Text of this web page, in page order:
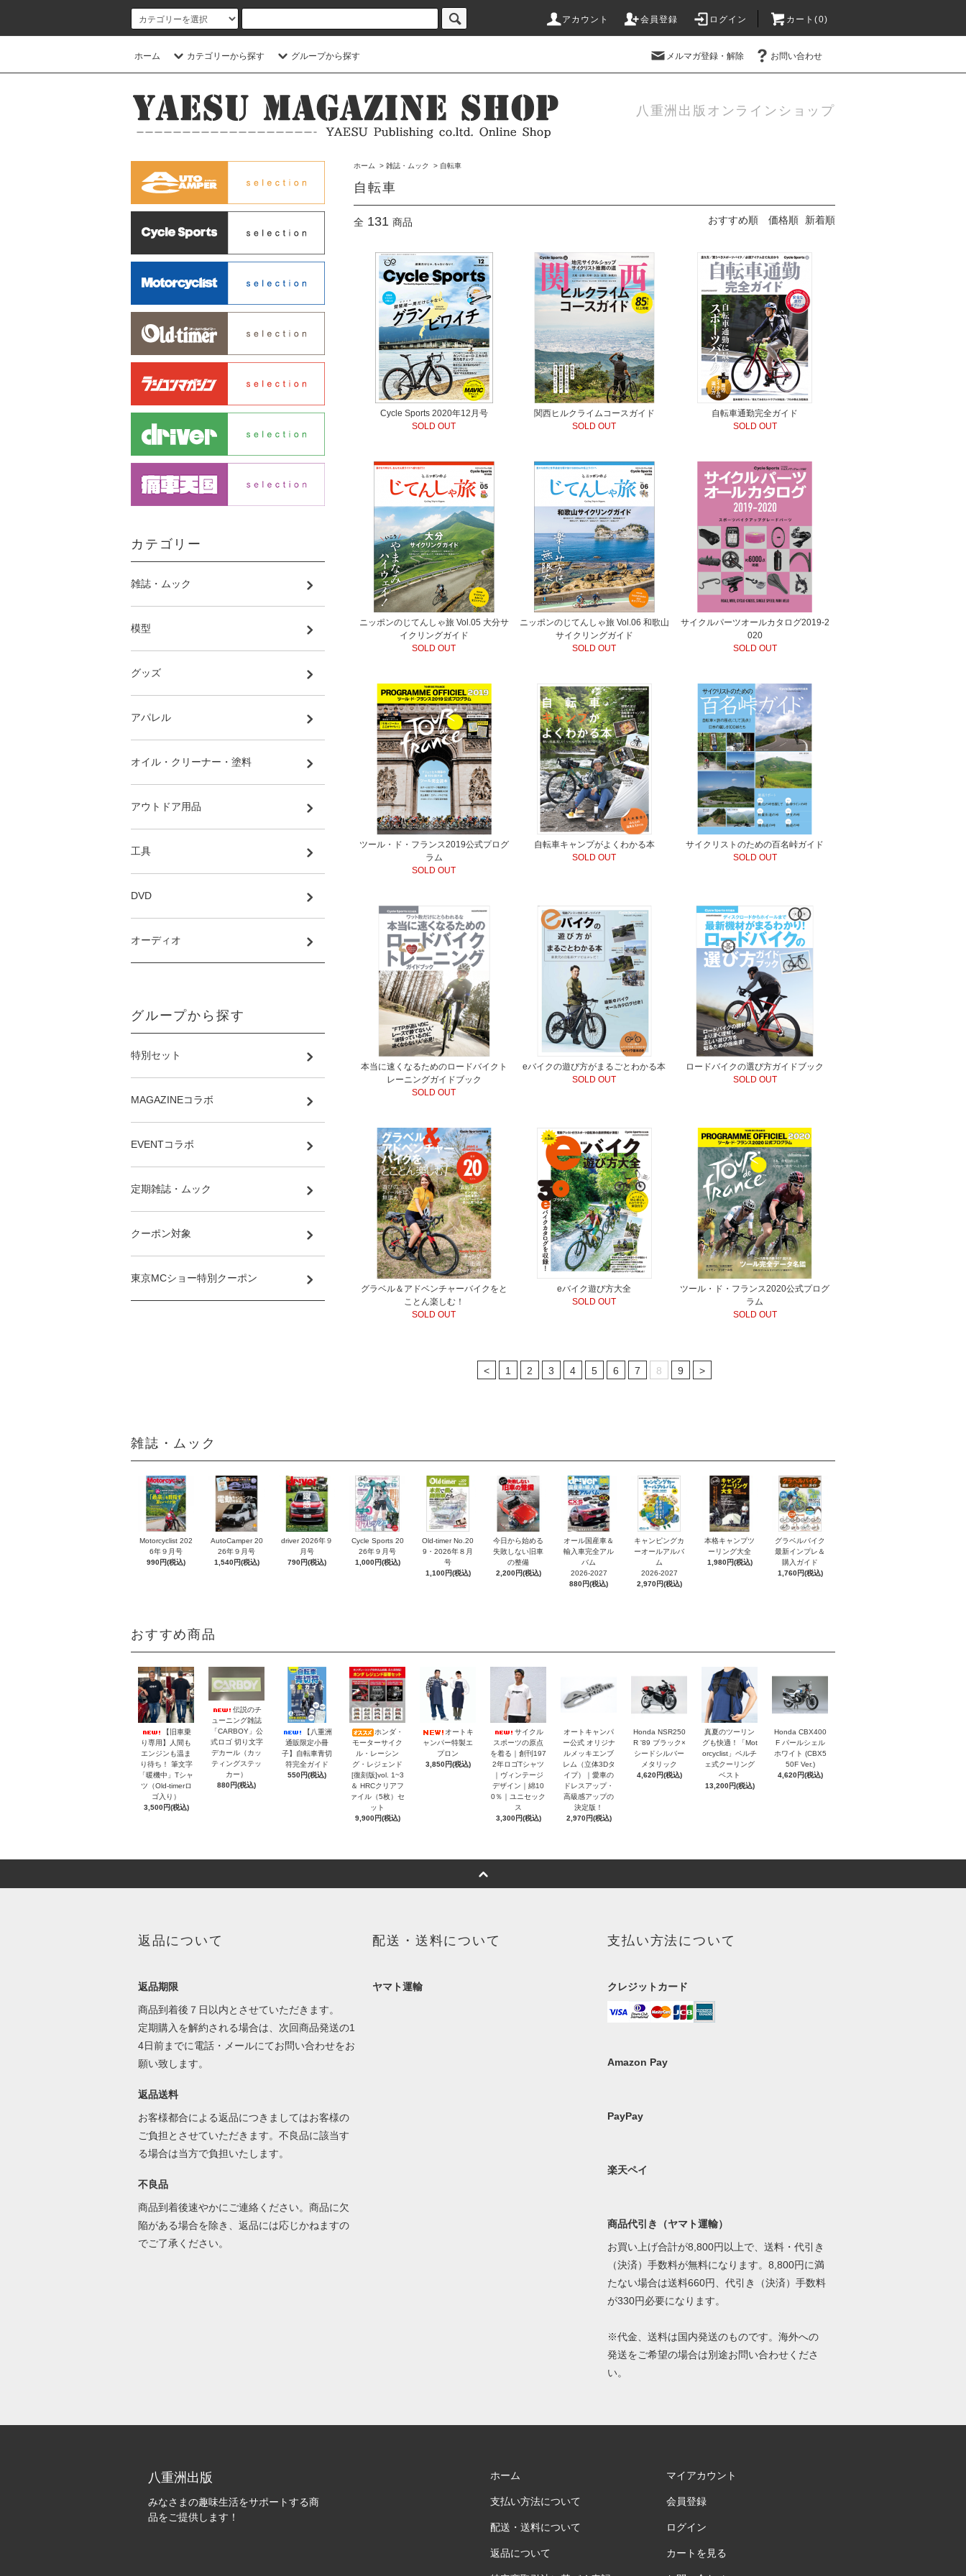
アカウント 会員登録 ログイン カート(0)
ホーム カテゴリーから探す グループから探す メルマガ登録・解除 お問い合わせ
八重洲出版オンラインショップ
ホーム > 雑誌・ムック > 自転車
自転車
全 131 商品 おすすめ順 価格順 新着順
Cycle Sports 2020年12月号
SOLD OUT
関西ヒルクライムコースガイド
SOLD OUT
自転車通勤完全ガイド
SOLD OUT
ニッポンのじてんしゃ旅 Vol.05 大分サ
イクリングガイド
SOLD OUT
ニッポンのじてんしゃ旅 Vol.06 和歌山
サイクリングガイド
SOLD OUT
サイクルパーツオールカタログ2019-2
020
SOLD OUT
ツール・ド・フランス2019公式プログ
ラム
SOLD OUT
自転車キャンプがよくわかる本
SOLD OUT
サイクリストのための百名峠ガイド
SOLD OUT
本当に速くなるためのロードバイクト
レーニングガイドブック
SOLD OUT
eバイクの遊び方がまるごとわかる本
SOLD OUT
ロードバイクの選び方ガイドブック
SOLD OUT
グラベル＆アドベンチャーバイクをと
ことん楽しむ！
SOLD OUT
eバイク遊び方大全
SOLD OUT
ツール・ド・フランス2020公式プログ
ラム
SOLD OUT
< 1 2 3 4 5 6 7 8 9 >
カテゴリー
雑誌・ムック
模型
グッズ
アパレル
オイル・クリーナー・塗料
アウトドア用品
工具
DVD
オーディオ
グループから探す
特別セット
MAGAZINEコラボ
EVENTコラボ
定期雑誌・ムック
クーポン対象
東京MCショー特別クーポン
雑誌・ムック
Motorcyclist 202
6年９月号
990円(税込)
AutoCamper 20
26年９月号
1,540円(税込)
driver 2026年９
月号
790円(税込)
Cycle Sports 20
26年９月号
1,000円(税込)
Old-timer No.20
9・2026年８月
号
1,100円(税込)
今日から始める
失敗しない旧車
の整備
2,200円(税込)
オール国産車＆
輸入車完全アル
バム
2026-2027
880円(税込)
キャンピングカ
ーオールアルバ
ム
2026-2027
2,970円(税込)
本格キャンプツ
ーリング大全
1,980円(税込)
グラベルバイク
最新インプレ＆
購入ガイド
1,760円(税込)
おすすめ商品
【旧車乗
り専用】人間も
エンジンも温ま
り待ち！ 筆文字
「暖機中」Tシャ
ツ（Old-timerロ
ゴ入り）
3,500円(税込)
伝説のチ
ューニング雑誌
「CARBOY」公
式ロゴ 切り文字
デカール（カッ
ティングステッ
カー）
880円(税込)
【八重洲
通販限定小冊
子】自転車青切
符完全ガイド
550円(税込)
ホンダ・
モーターサイク
ル・レーシン
グ・レジェンド
[復刻版]vol. 1~3
＆ HRCクリアフ
ァイル（5枚）セ
ット
9,900円(税込)
オートキ
ャンパー特製エ
プロン
3,850円(税込)
サイクル
スポーツの原点
を着る｜創刊197
2年ロゴTシャツ
｜ヴィンテージ
デザイン｜綿10
0％｜ユニセック
ス
3,300円(税込)
オートキャンパ
ー公式 オリジナ
ルメッキエンブ
レム（立体3Dタ
イプ）｜愛車の
ドレスアップ・
高級感アップの
決定版！
2,970円(税込)
Honda NSR250
R '89 ブラック×
シードシルバー
メタリック
4,620円(税込)
真夏のツーリン
グも快適！「Mot
orcyclist」ペルチ
ェ式クーリング
ベスト
13,200円(税込)
Honda CBX400
F パールシェル
ホワイト (CBX5
50F Ver.)
4,620円(税込)
返品について
返品期限
商品到着後７日以内とさせていただきます。
定期購入を解約される場合は、次回商品発送の1
4日前までに電話・メールにてお問い合わせをお
願い致します。
返品送料
お客様都合による返品につきましてはお客様の
ご負担とさせていただきます。不良品に該当す
る場合は当方で負担いたします。
不良品
商品到着後速やかにご連絡ください。商品に欠
陥がある場合を除き、返品には応じかねますの
でご了承ください。
配送・送料について
ヤマト運輸
支払い方法について
クレジットカード
Amazon Pay
PayPay
楽天ペイ
商品代引き（ヤマト運輸）
お買い上げ合計が8,800円以上で、送料・代引き
（決済）手数料が無料になります。8,800円に満
たない場合は送料660円、代引き（決済）手数料
が330円必要になります。
※代金、送料は国内発送のものです。海外への
発送をご希望の場合は別途お問い合わせくださ
い。
八重洲出版
みなさまの趣味生活をサポートする商
品をご提供します！
ホーム
支払い方法について
配送・送料について
返品について
マイアカウント
会員登録
ログイン
カートを見る